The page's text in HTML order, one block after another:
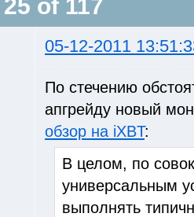
of 117
05-12-2011
По стечению
апгрейду новый
обзор на iXBT:
В целом, по
универсальным
выполнять